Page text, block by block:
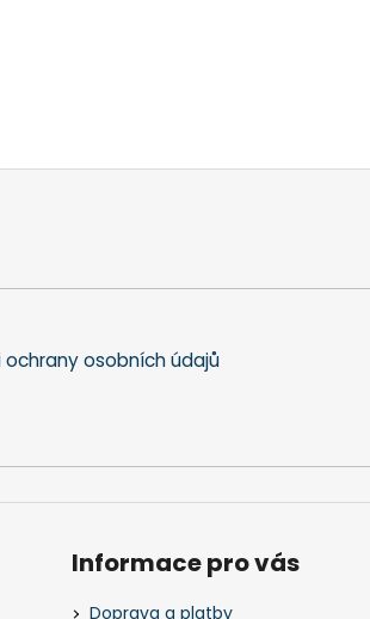
osobních údajů
Informace pro vás
Doprava a platby